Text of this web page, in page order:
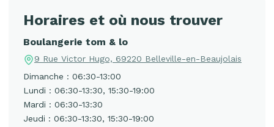
Horaires et où nous trouver
Boulangerie tom & lo
9 Rue Victor Hugo, 69220 Belleville-en-Beaujolais
Dimanche : 06:30-13:00
Lundi : 06:30-13:30, 15:30-19:00
Mardi : 06:30-13:30
Jeudi : 06:30-13:30, 15:30-19:00